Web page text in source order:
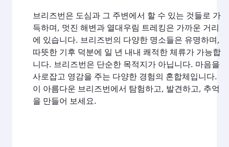
브리즈번은 도심과 그 주변에서 할 수 있는 것들로 가
득하며, 멋진 해변과 열대우림 트레킹은 가까운 거리
에 있습니다. 브리즈번의 다양한 명소들은 유명하며,
따뜻한 기후 덕분에 일 년 내내 쾌적한 체류가 가능합
니다. 브리즈번은 단순한 목적지가 아닙니다. 마음을
사로잡고 영감을 주는 다양한 경험의 혼합체입니다.
이 아름다운 브리즈번에서 탐험하고, 발견하고, 추억
을 만들어 보세요.